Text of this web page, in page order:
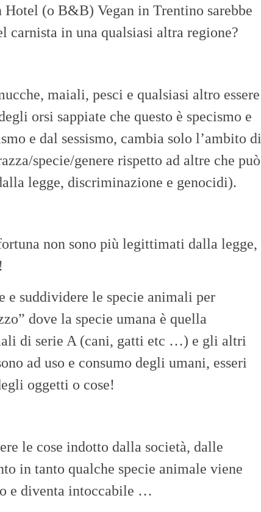
Hotel (o B&B) Vegan in Trentino sarebbe
carnista in una qualsiasi altra regione?
maiali, pesci e qualsiasi altro essere
orsi sappiate che questo è specismo e
e dal sessismo, cambia solo l’ambito di
specie/genere rispetto ad altre che può
legge, discriminazione e genocidi).
non sono più legittimati dalla legge,
e suddividere le specie animali per
dove la specie umana è quella
di serie A (cani, gatti etc …) e gli altri
ad uso e consumo degli umani, esseri
oggetti o cose!
le cose indotto dalla società, dalle
in tanto qualche specie animale viene
e diventa intoccabile …